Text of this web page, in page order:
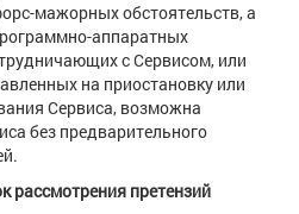
мажорных обстоятельств, а
аппаратных
с Сервисом, или
на приостановку или
Сервиса, возможна
без предварительного
рассмотрения претензий